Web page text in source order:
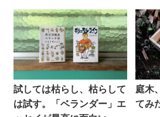
試しては枯らし、枯らして
は試す。「ベランダー」エ
庭木
てみ